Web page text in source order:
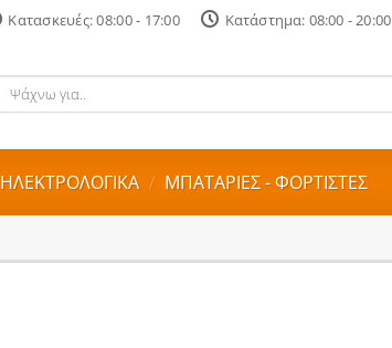
Κατασκευές: 08:00 - 17:00 Κατάστημα: 08:00 - 20:00
Ψάχνω
ΗΛΕΚΤΡΟΛΟΓΙΚΑ / ΜΠΑΤΑΡΙΕΣ - ΦΟΡΤΙΣΤΕΣ